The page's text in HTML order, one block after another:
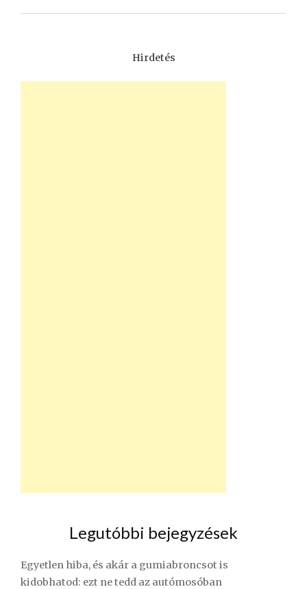
Hirdetés
Legutóbbi bejegyzések
Egyetlen hiba, és akár a gumiabroncsot is
kidobhatod: ezt ne tedd az autómosóban